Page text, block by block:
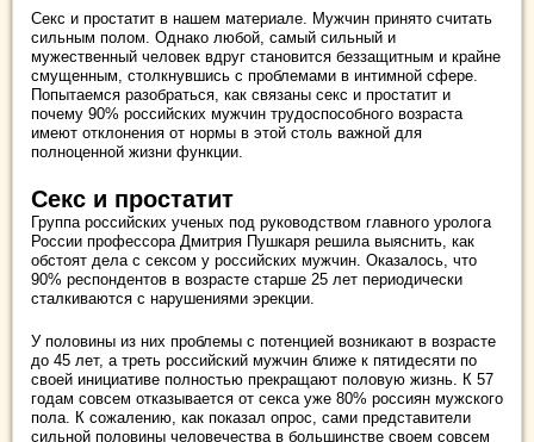
Секс и простатит в нашем материале. Мужчин принято считать
сильным полом. Однако любой, самый сильный и
мужественный человек вдруг становится беззащитным и крайне
смущенным, столкнувшись с проблемами в интимной сфере.
Попытаемся разобраться, как связаны секс и простатит и
почему 90% российских мужчин трудоспособного возраста
имеют отклонения от нормы в этой столь важной для
полноценной жизни функции.
Секс и простатит
Группа российских ученых под руководством главного уролога
России профессора Дмитрия Пушкаря решила выяснить, как
обстоят дела с сексом у российских мужчин. Оказалось, что
90% респондентов в возрасте старше 25 лет периодически
сталкиваются с нарушениями эрекции.
У половины из них проблемы с потенцией возникают в возрасте
до 45 лет, а треть российский мужчин ближе к пятидесяти по
своей инициативе полностью прекращают половую жизнь. К 57
годам совсем отказывается от секса уже 80% россиян мужского
пола. К сожалению, как показал опрос, сами представители
сильной половины человечества в большинстве своем совсем